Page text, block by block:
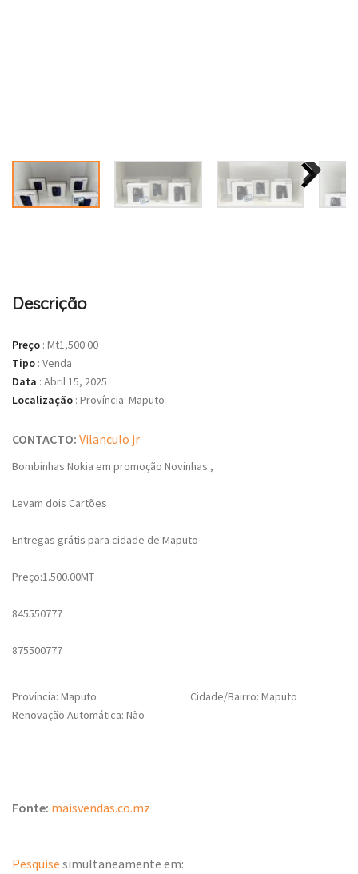
Descrição
Preço : Mt1,500.00
Tipo : Venda
Data : Abril 15, 2025
Localização : Província: Maputo
CONTACTO: Vilanculo jr
Bombinhas Nokia em promoção Novinhas ,
Levam dois Cartões
Entregas grátis para cidade de Maputo
Preço:1.500.00MT
845550777
875500777
Província: Maputo
Cidade/Bairro: Maputo
Renovação Automática: Não
Fonte: maisvendas.co.mz
Pesquise simultaneamente em: